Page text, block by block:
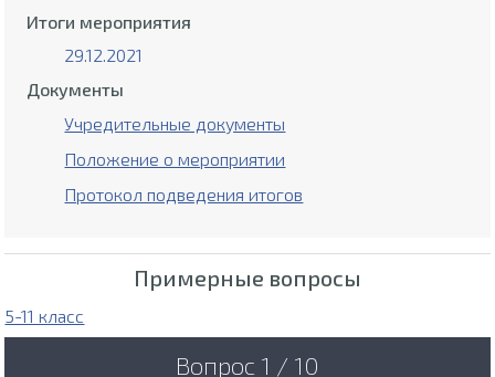
Итоги мероприятия
29.12.2021
Документы
Учредительные документы
Положение о мероприятии
Протокол подведения итогов
Примерные вопросы
5-11 класс
Вопрос 1 / 10